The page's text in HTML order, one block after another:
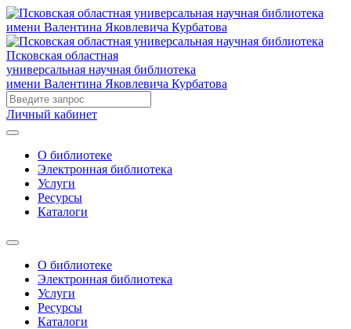
Псковская областная
универсальная научная библиотека
имени Валентина Яковлевича Курбатова
Личный кабинет
О библиотеке
Электронная библиотека
Услуги
Ресурсы
Каталоги
О библиотеке
Электронная библиотека
Услуги
Ресурсы
Каталоги